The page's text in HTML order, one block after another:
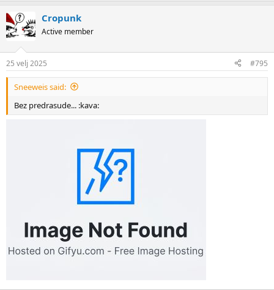
Cropunk
Active member
25 velj 2025 #795
Sneeweis said:
Bez predrasude... :kava: